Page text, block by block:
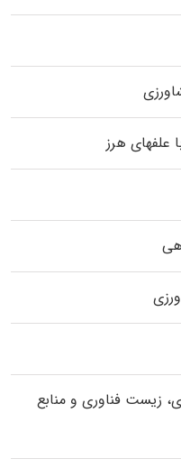
علفهای هرز
زیست فناوری و منابع